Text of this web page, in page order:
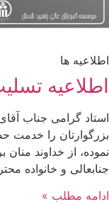
اطلاعیه ها
اطلاعیه
استاد گرامی جناب
بزرگوارتان را خدمت
نموده، از خداوند
جنابعالی و خانواده
ادامه مطلب »